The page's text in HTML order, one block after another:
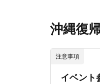
沖縄復
注意事項
イベント